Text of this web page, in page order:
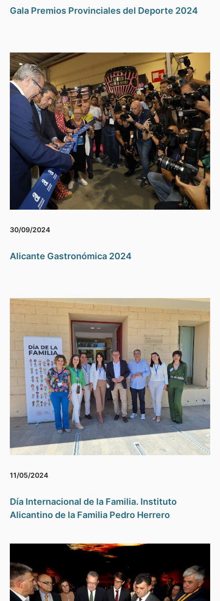
Gala Premios Provinciales del Deporte 2024
30/09/2024
Alicante Gastronómica 2024
11/05/2024
Día Internacional de la Familia. Instituto
Alicantino de la Familia Pedro Herrero